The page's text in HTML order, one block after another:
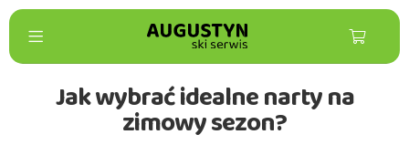
Jak wybrać idealne narty na
zimowy sezon?